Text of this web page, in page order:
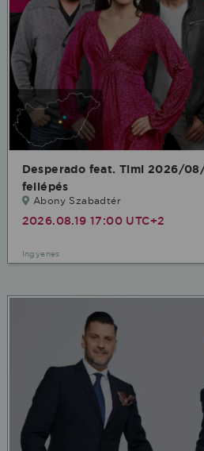
Desperado feat. Timi 2026/
fellépés
Abony Szabadtér
2026.08.19 17:00 UTC+2
Ingyenes